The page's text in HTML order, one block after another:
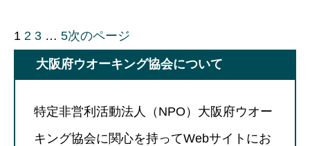
1 2 3 … 5次のページ
大阪府ウオーキング協会について
特定非営利活動法人（NPO）大阪府ウオー
キング協会に関心を持ってWebサイトにお